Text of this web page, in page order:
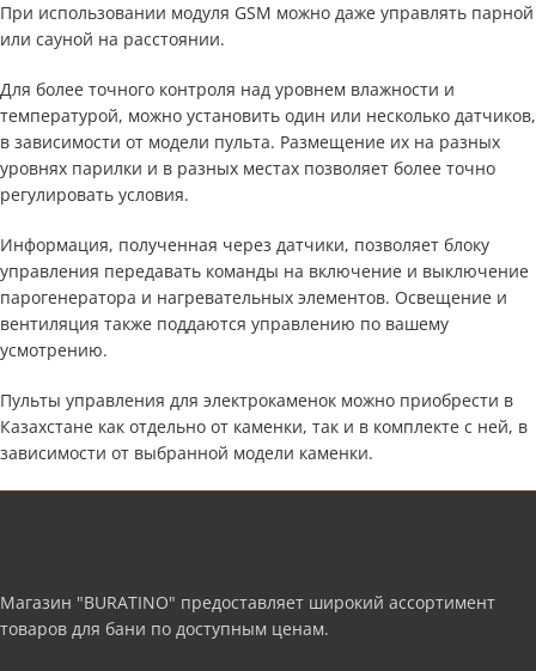
При использовании модуля GSM можно даже управлять парной
или сауной на расстоянии.
Для более точного контроля над уровнем влажности и
температурой, можно установить один или несколько датчиков,
в зависимости от модели пульта. Размещение их на разных
уровнях парилки и в разных местах позволяет более точно
регулировать условия.
Информация, полученная через датчики, позволяет блоку
управления передавать команды на включение и выключение
парогенератора и нагревательных элементов. Освещение и
вентиляция также поддаются управлению по вашему
усмотрению.
Пульты управления для электрокаменок можно приобрести в
Казахстане как отдельно от каменки, так и в комплекте с ней, в
зависимости от выбранной модели каменки.
Магазин "BURATINO" предоставляет широкий ассортимент
товаров для бани по доступным ценам.